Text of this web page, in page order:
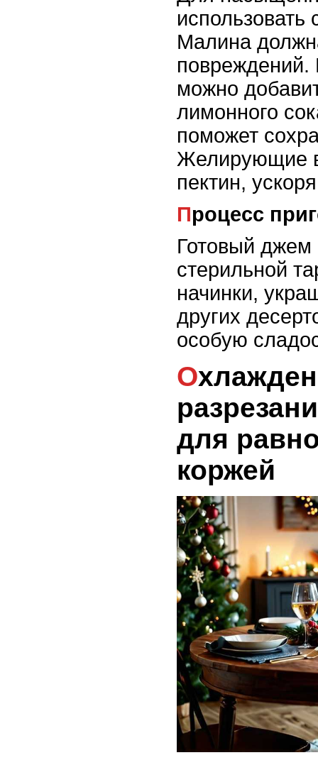
Малина
повреждений.
можно
лимонного
поможет
Желирующие
пектин,
Процесс
Готовый джем
стерильной
начинки,
других
особую
Охлаждение и
для
коржей